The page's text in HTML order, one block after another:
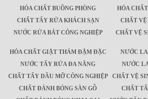
HÓA CHẤT BUỒNG PHÒNG
HÓA
CHẤT TẨY RỬA KHÁCH SẠN
CHẤT
NƯỚC RỬA BÁT CÔNG NGHIỆP
CHẤT VỆ
HÓA CHẤT GIẶT THẢM ĐẬM ĐẶC
NƯỚC
NƯỚC TẨY RỬA ĐA NĂNG
NƯỚC
CHẤT TẨY DẦU MỠ CÔNG NGHIỆP
CHẤT VỆ
CHẤT ĐÁNH BÓNG SÀN GỖ
CHẤT